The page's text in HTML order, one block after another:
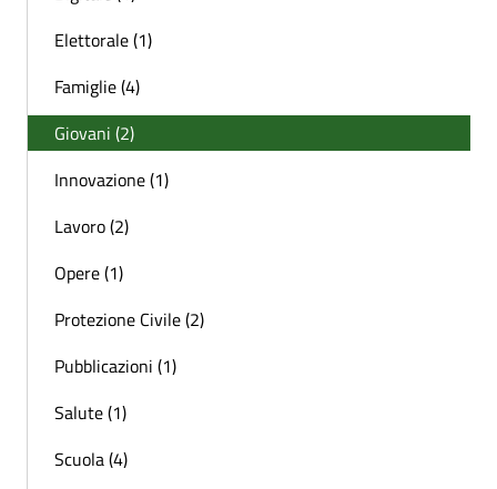
Elettorale (1)
Famiglie (4)
Giovani (2)
Innovazione (1)
Lavoro (2)
Opere (1)
Protezione Civile (2)
Pubblicazioni (1)
Salute (1)
Scuola (4)